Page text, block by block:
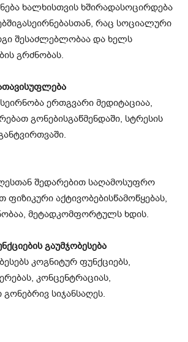
ხალხისთვის ხშირადასოცირდება
რაც სოციალური
შესაძლებლობაა და ხელს
გრძნობას.
ერთგვარი მედიტაციაა,
გონებისგაწმენდაში, სტრესის
შედარებით საღამოსუფრო
აქტივობებისწამოწყებას,
მეტადკომფორტულს ხდის.
გაუმჯობესება
კოგნიტურ ფუნქციებს,
კონცენტრაციას,
სიჯანსაღეს.